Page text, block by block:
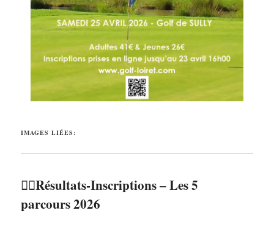
IMAGES LIÉES:
🏌️‍♂️Résultats-Inscriptions – Les 5
parcours 2026